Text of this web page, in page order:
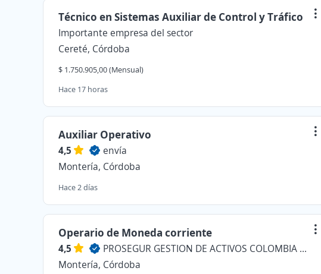
Técnico en Sistemas Auxiliar de Control y Tráfico
Importante empresa del sector
Cereté, Córdoba
$ 1.750.905,00 (Mensual)
Hace 17 horas
Auxiliar Operativo
4,5
envía
Montería, Córdoba
Hace 2 días
Operario de Moneda corriente
4,5
PROSEGUR GESTION DE ACTIVOS COLOMBIA SAS
Montería, Córdoba